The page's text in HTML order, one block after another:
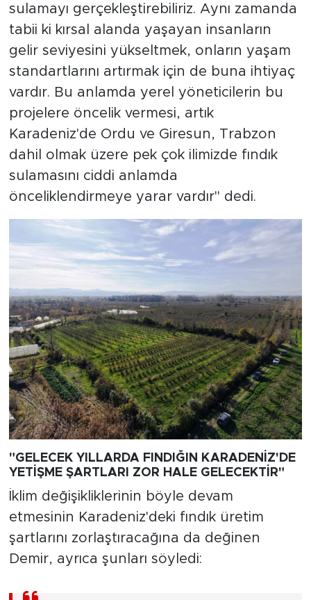
sulamayı gerçekleştirebiliriz. Aynı zamanda
tabii ki kırsal alanda yaşayan insanların
gelir seviyesini yükseltmek, onların yaşam
standartlarını artırmak için de buna ihtiyaç
vardır. Bu anlamda yerel yöneticilerin bu
projelere öncelik vermesi, artık
Karadeniz'de Ordu ve Giresun, Trabzon
dahil olmak üzere pek çok ilimizde fındık
sulamasını ciddi anlamda
önceliklendirmeye yarar vardır" dedi.
"GELECEK YILLARDA FINDIĞIN KARADENİZ'DE
YETİŞME ŞARTLARI ZOR HALE GELECEKTİR"
İklim değişikliklerinin böyle devam
etmesinin Karadeniz'deki fındık üretim
şartlarını zorlaştıracağına da değinen
Demir, ayrıca şunları söyledi: